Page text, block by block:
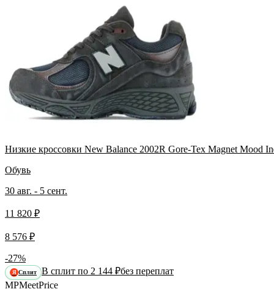
Низкие кроссовки New Balance 2002R Gore-Tex Magnet Mood
Обувь
30 авг. - 5 сент.
11 820 ₽
8 576 ₽
-27%
Я Сплит В сплит по 2 144 ₽без переплат
MPMeetPrice